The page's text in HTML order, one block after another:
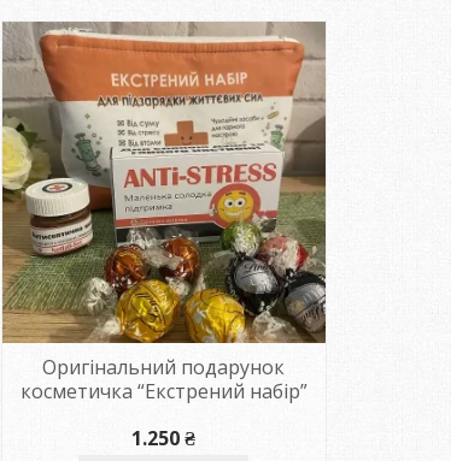
Оригінальний подарунок
косметичка “Екстрений набір”
1.250₴